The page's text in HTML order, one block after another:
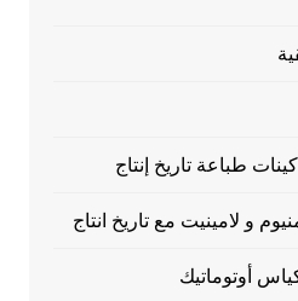
طباعة تاريخ إنتاج
و لامينيت مع تاريخ انتاج
أوتوماتيك